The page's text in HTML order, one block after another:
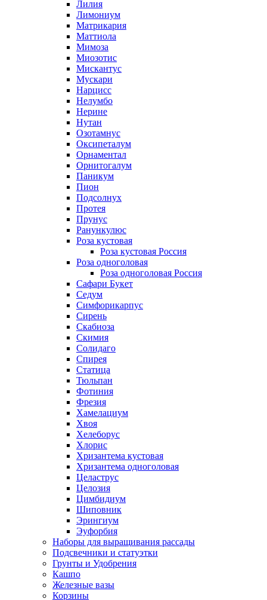
Лилия
Лимониум
Матрикария
Маттиола
Мимоза
Миозотис
Мискантус
Мускари
Нарцисс
Нелумбо
Нерине
Нутан
Озотамнус
Оксипеталум
Орнаментал
Орнитогалум
Паникум
Пион
Подсолнух
Протея
Прунус
Ранункулюс
Роза кустовая
Роза кустовая Россия
Роза одноголовая
Роза одноголовая Россия
Сафари Букет
Седум
Симфорикарпус
Сирень
Скабиоза
Скимия
Солидаго
Спирея
Статица
Тюльпан
Фотиния
Фрезия
Хамелациум
Хвоя
Хелеборус
Хлорис
Хризантема кустовая
Хризантема одноголовая
Целаструс
Целозия
Цимбидиум
Шиповник
Эрингиум
Эуфорбия
Наборы для выращивания рассады
Подсвечники и статуэтки
Грунты и Удобрения
Кашпо
Железные вазы
Корзины